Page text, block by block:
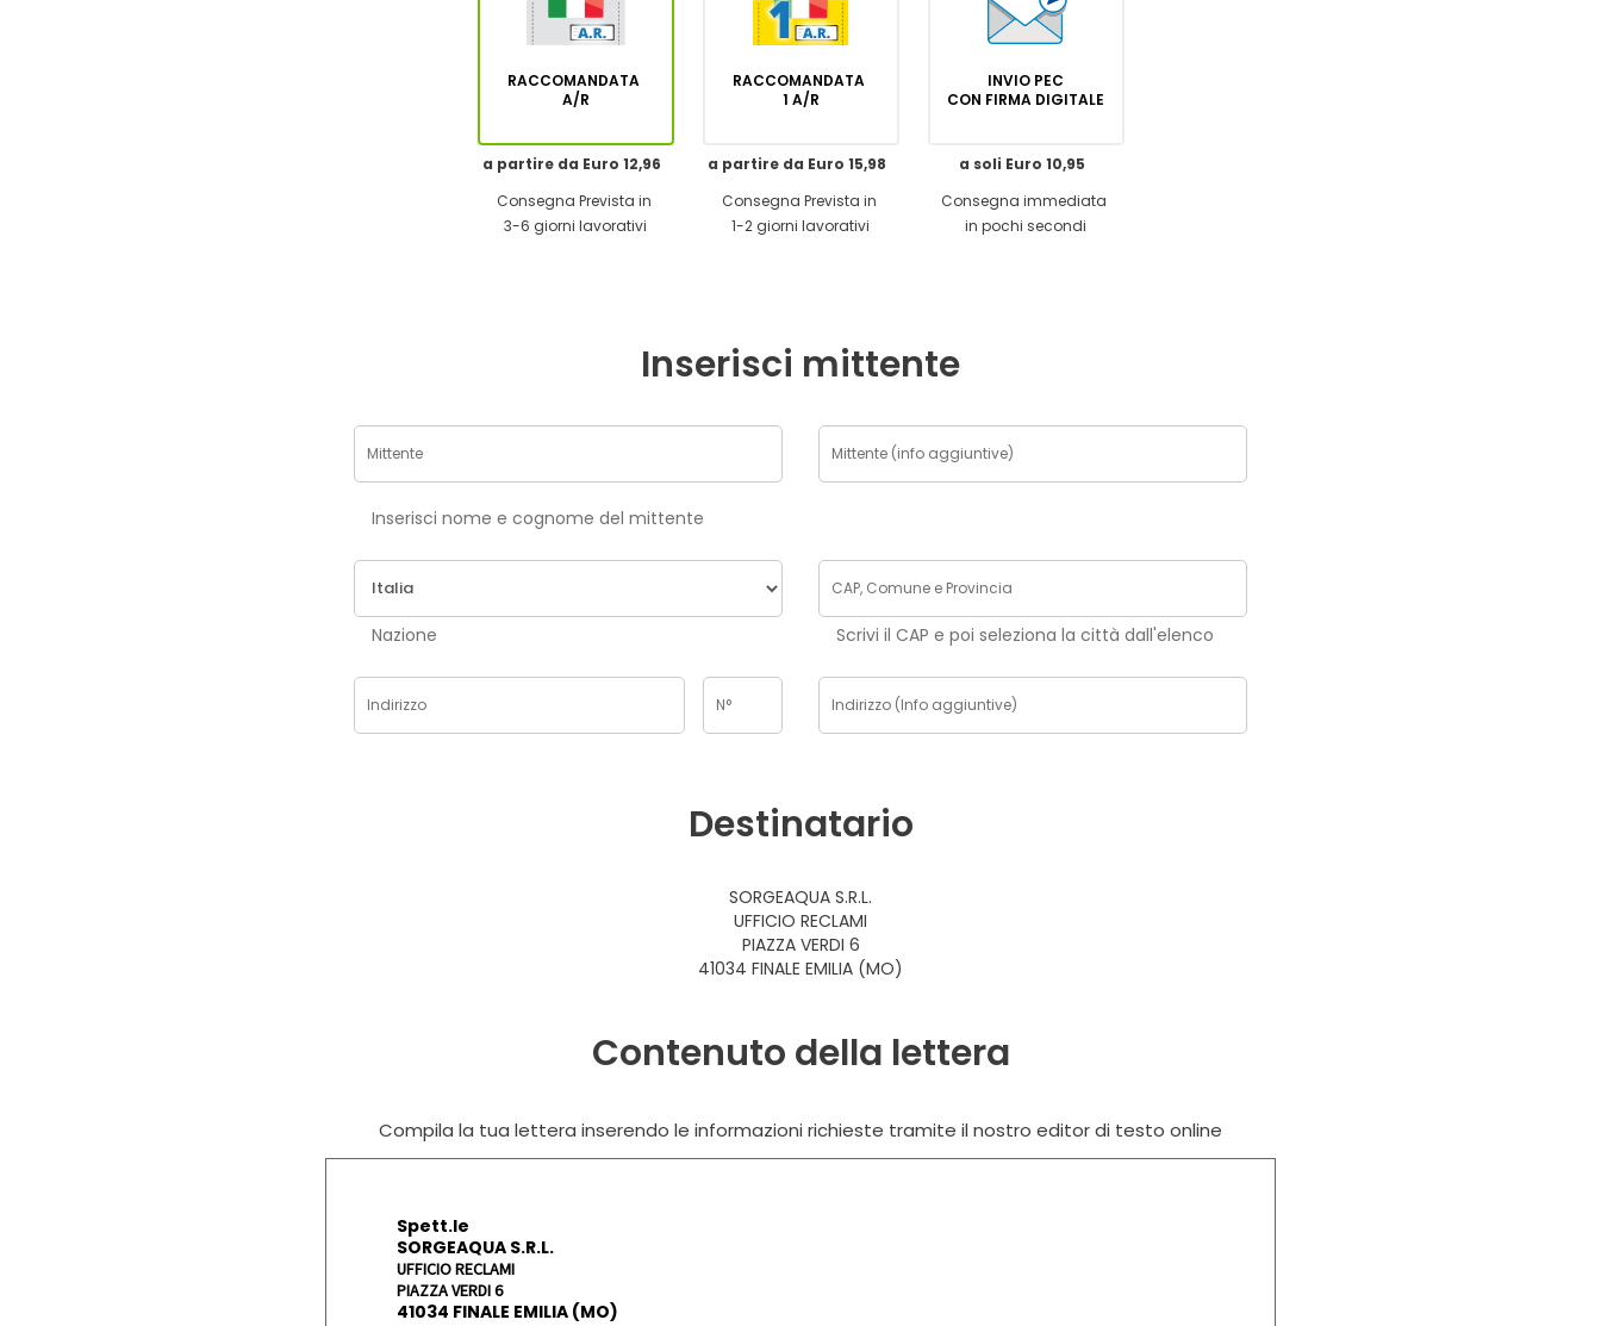
RACCOMANDATA
A/R
a partire da Euro 12,96
Consegna Prevista in
3-6 giorni lavorativi
RACCOMANDATA
1 A/R
a partire da Euro 15,98
Consegna Prevista in
1-2 giorni lavorativi
INVIO PEC
CON FIRMA DIGITALE
a soli Euro 10,95
Consegna immediata
in pochi secondi
Inserisci mittente
Inserisci nome e cognome del mittente
Nazione Scrivi il CAP e poi seleziona la città dall'elenco
Destinatario
SORGEAQUA S.R.L.
UFFICIO RECLAMI
PIAZZA VERDI 6
41034 FINALE EMILIA (MO)
Contenuto della lettera
Compila la tua lettera inserendo le informazioni richieste tramite il nostro editor di testo online
Spett.le
SORGEAQUA S.R.L.
UFFICIO RECLAMI
PIAZZA VERDI 6
41034 FINALE EMILIA (MO)